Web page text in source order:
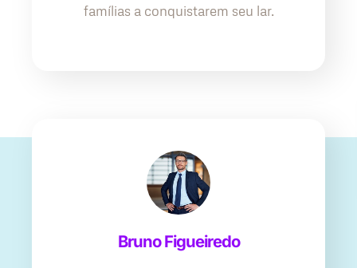
famílias a conquistarem seu lar.
Bruno Figueiredo